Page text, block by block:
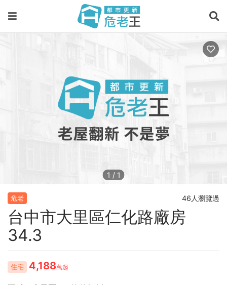
1 / 1
危老 46人瀏覽過
台中市大里區仁化路廠房
34.3
住宅 4,188萬起